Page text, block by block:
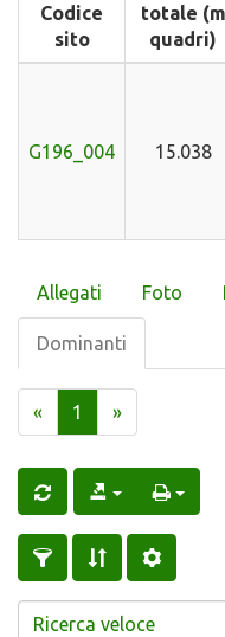
Codice
sito
totale (m
quadri)
G196_004 15.038
Allegati Foto
Dominanti
« 1 »